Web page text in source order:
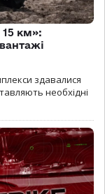
15 км»:
здавалися
необхідні